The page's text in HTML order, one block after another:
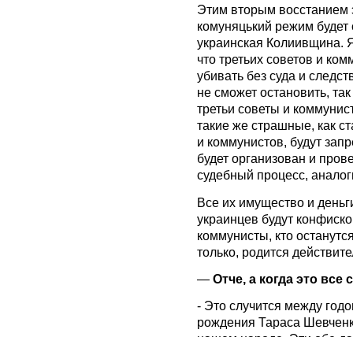
Этим вторым восстанием
комуняцький режим
украинская Колиивщина.
что третьих советов и
убивать без суда и
не сможет остановить,
третьи советы и
такие же страшные, как
и коммунистов, будут
будет организован и
судебный процесс,
Все их имущество и
украинцев будут
коммунисты, кто
только, родится
— Отче, а когда это все
- Это случится между
рождения Тараса